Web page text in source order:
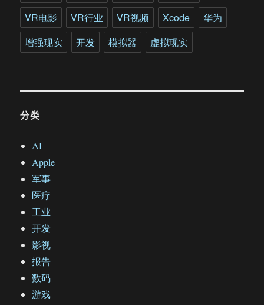
VR电影
VR行业 VR视频 Xcode
华为
增强现实
开发 模拟器 虚拟现实
分类
AI
Apple
军事
医疗
工业
开发
影视
报告
数码
游戏